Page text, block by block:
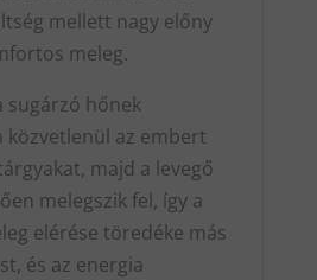
mellett nagy előny
meleg.
sugárzó hőnek
közvetlenül az embert
majd a levegő
melegszik fel, így a
elérése töredéke más
és az energia